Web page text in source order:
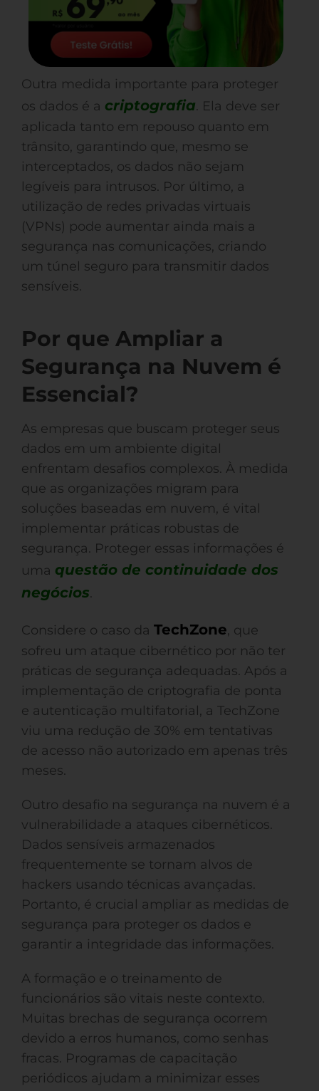
Outra medida importante para proteger
os dados é a criptografia. Ela deve ser
aplicada tanto em repouso quanto em
trânsito, garantindo que, mesmo se
interceptados, os dados não sejam
legíveis para intrusos. Por último, a
utilização de redes privadas virtuais
(VPNs) pode aumentar ainda mais a
segurança nas comunicações, criando
um túnel seguro para transmitir dados
sensíveis.
Por que Ampliar a
Segurança na Nuvem é
Essencial?
As empresas que buscam proteger seus
dados em um ambiente digital
enfrentam desafios complexos. À medida
que as organizações migram para
soluções baseadas em nuvem, é vital
implementar práticas robustas de
segurança. Proteger essas informações é
uma questão de continuidade dos
negócios.
Considere o caso da TechZone, que
sofreu um ataque cibernético por não ter
práticas de segurança adequadas. Após a
implementação de criptografia de ponta
e autenticação multifatorial, a TechZone
viu uma redução de 30% em tentativas
de acesso não autorizado em apenas três
meses.
Outro desafio na segurança na nuvem é a
vulnerabilidade a ataques cibernéticos.
Dados sensíveis armazenados
frequentemente se tornam alvos de
hackers usando técnicas avançadas.
Portanto, é crucial ampliar as medidas de
segurança para proteger os dados e
garantir a integridade das informações.
A formação e o treinamento de
funcionários são vitais neste contexto.
Muitas brechas de segurança ocorrem
devido a erros humanos, como senhas
fracas. Programas de capacitação
periódicos ajudam a minimizar esses